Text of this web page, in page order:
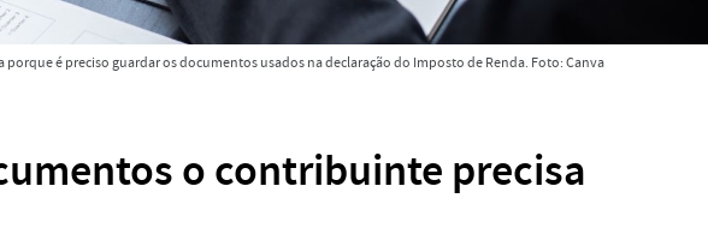
porque é preciso guardar os documentos usados na declaração do Imposto de Renda. Foto: Canva
o contribuinte precisa